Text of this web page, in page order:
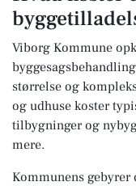
Viborg Kommune
størrelse og
og udhuse koster
tilbygninger og
mere.
Kommunens